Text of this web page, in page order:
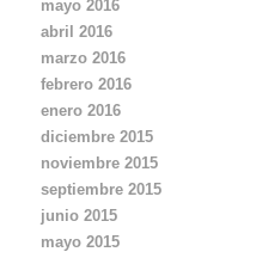
mayo 2016
abril 2016
marzo 2016
febrero 2016
enero 2016
diciembre 2015
noviembre 2015
septiembre 2015
junio 2015
mayo 2015